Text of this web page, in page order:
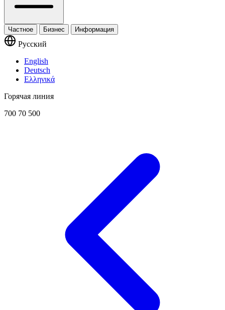
Частное Бизнес Информация
Русский
English
Deutsch
Ελληνικά
Горячая линия
700 70 500